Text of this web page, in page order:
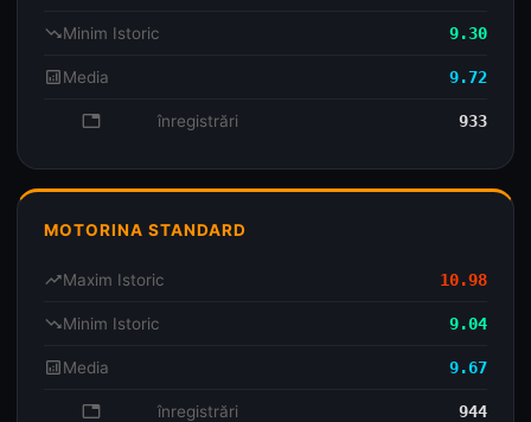
trending_downMinim Istoric 9.30
analyticsMedia 9.72
database înregistrări 933
MOTORINA STANDARD
trending_upMaxim Istoric 10.98
trending_downMinim Istoric 9.04
analyticsMedia 9.67
database înregistrări 944